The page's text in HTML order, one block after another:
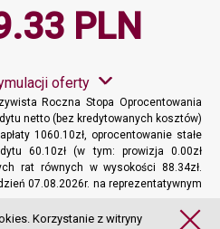
PLN
oferty
Roczna Stopa Oprocentowania
netto (bez kredytowanych kosztów)
1060.10zł, oprocentowanie stałe
60.10zł (w tym: prowizja 0.00zł
rat równych w wysokości 88.34zł.
07.08.2026r. na reprezentatywnym
Więcej informacji
Korzystanie z witryny